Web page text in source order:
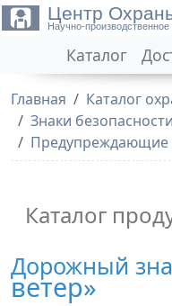
Центр
Научно-производственное
Каталог
Главная
Каталог
Знаки безопасности
Предупреждающие
Каталог
Дорожный
ветер»